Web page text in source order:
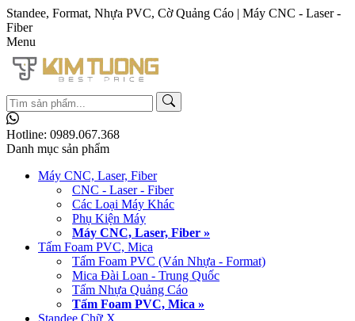
Standee, Format, Nhựa PVC, Cờ Quảng Cáo | Máy CNC - Laser -
Fiber
Menu
Hotline: 0989.067.368
Danh mục sản phẩm
Máy CNC, Laser, Fiber
CNC - Laser - Fiber
Các Loại Máy Khác
Phụ Kiện Máy
Máy CNC, Laser, Fiber »
Tấm Foam PVC, Mica
Tấm Foam PVC (Ván Nhựa - Format)
Mica Đài Loan - Trung Quốc
Tấm Nhựa Quảng Cáo
Tấm Foam PVC, Mica »
Standee Chữ X